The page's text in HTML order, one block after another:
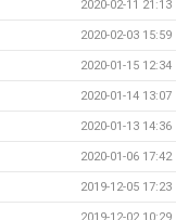
2020-02-11 21:13
2020-02-03 15:59
2020-01-15 12:34
2020-01-14 13:07
2020-01-13 14:36
2020-01-06 17:42
2019-12-05 17:23
2019-12-02 10:29